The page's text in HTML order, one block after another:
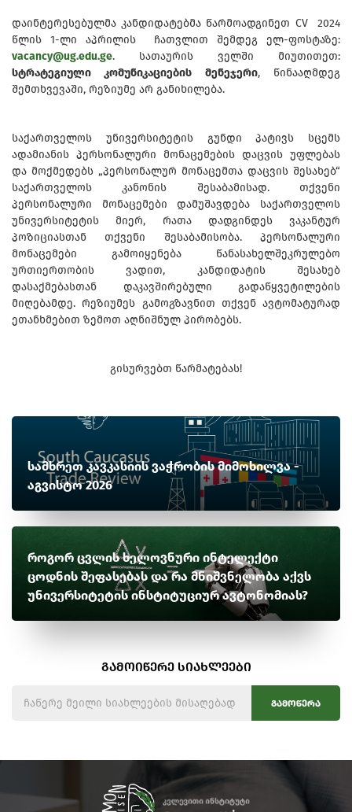
დაინტერესებულმა კანდიდატებმა წარმოადგინეთ CV 2024
წლის 1-ლი აპრილის ჩათვლით შემდეგ ელ-ფოსტაზე:
vacancy@ug.edu.ge. სათაურის ველში მიუთითეთ:
სტრატეგიული კომუნიკაციების მენეჯერი, წინააღმდეგ
შემთხვევაში, რეზიუმე არ განიხილება.
საქართველოს უნივერსიტეტის გუნდი პატივს სცემს
ადამიანის პერსონალური მონაცემების დაცვის უფლებას
და მოქმედებს „პერსონალურ მონაცემთა დაცვის შესახებ“
საქართველოს კანონის შესაბამისად. თქვენი
პერსონალური მონაცემები დამუშავდება საქართველოს
უნივერსიტეტის მიერ, რათა დადგინდეს ვაკანტურ
პოზიციასთან თქვენი შესაბამისობა. პერსონალური
მონაცემები გამოიყენება წანასახელშეკრულებო
ურთიერთობის ვადით, კანდიდატის შესახებ
დასაქმებასთან დაკავშირებული გადაწყვეტილების
მიღებამდე. რეზიუმეს გამოგზავნით თქვენ ავტომატურად
ეთანხმებით ზემოთ აღნიშნულ პირობებს.
გისურვებთ წარმატებას!
სამხრეთ კავკასიის ვაჭრობის მიმოხილვა -
აგვისტო 2026
როგორ ცვლის ხელოვნური ინტელექტი
ცოდნის შეფასებას და რა მნიშვნელობა აქვს
უნივერსიტეტის ინსტიტუციურ ავტონომიას?
გამოიწერე სიახლეები
გამოწერა